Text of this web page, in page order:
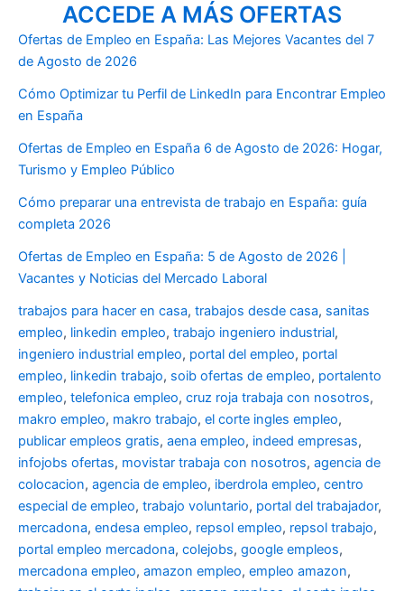
ACCEDE A MÁS OFERTAS
Ofertas de Empleo en España: Las Mejores Vacantes del 7
de Agosto de 2026
Cómo Optimizar tu Perfil de LinkedIn para Encontrar Empleo
en España
Ofertas de Empleo en España 6 de Agosto de 2026: Hogar,
Turismo y Empleo Público
Cómo preparar una entrevista de trabajo en España: guía
completa 2026
Ofertas de Empleo en España: 5 de Agosto de 2026 |
Vacantes y Noticias del Mercado Laboral
trabajos para hacer en casa, trabajos desde casa, sanitas
empleo, linkedin empleo, trabajo ingeniero industrial,
ingeniero industrial empleo, portal del empleo, portal
empleo, linkedin trabajo, soib ofertas de empleo, portalento
empleo, telefonica empleo, cruz roja trabaja con nosotros,
makro empleo, makro trabajo, el corte ingles empleo,
publicar empleos gratis, aena empleo, indeed empresas,
infojobs ofertas, movistar trabaja con nosotros, agencia de
colocacion, agencia de empleo, iberdrola empleo, centro
especial de empleo, trabajo voluntario, portal del trabajador,
mercadona, endesa empleo, repsol empleo, repsol trabajo,
portal empleo mercadona, colejobs, google empleos,
mercadona empleo, amazon empleo, empleo amazon,